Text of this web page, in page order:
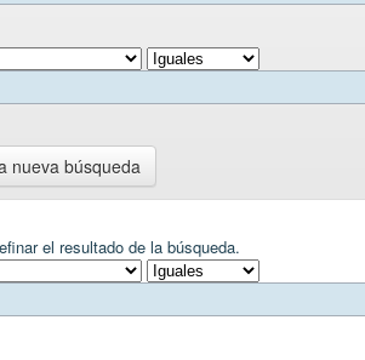
nueva búsqueda
el resultado de la búsqueda.